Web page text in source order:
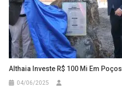
Althaia Investe R$ 100 Mi Em Poços
04/06/2025